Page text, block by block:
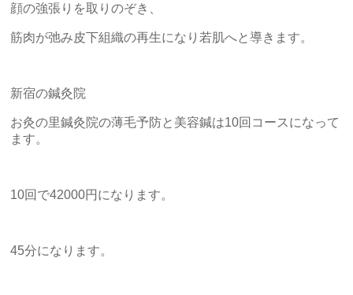
顔の強張りを取りのぞき、
筋肉が弛み皮下組織の再生になり若肌へと導きます。
新宿の鍼灸院
お灸の里鍼灸院の薄毛予防と美容鍼は10回コースになって
ます。
10回で42000円になります。
45分になります。